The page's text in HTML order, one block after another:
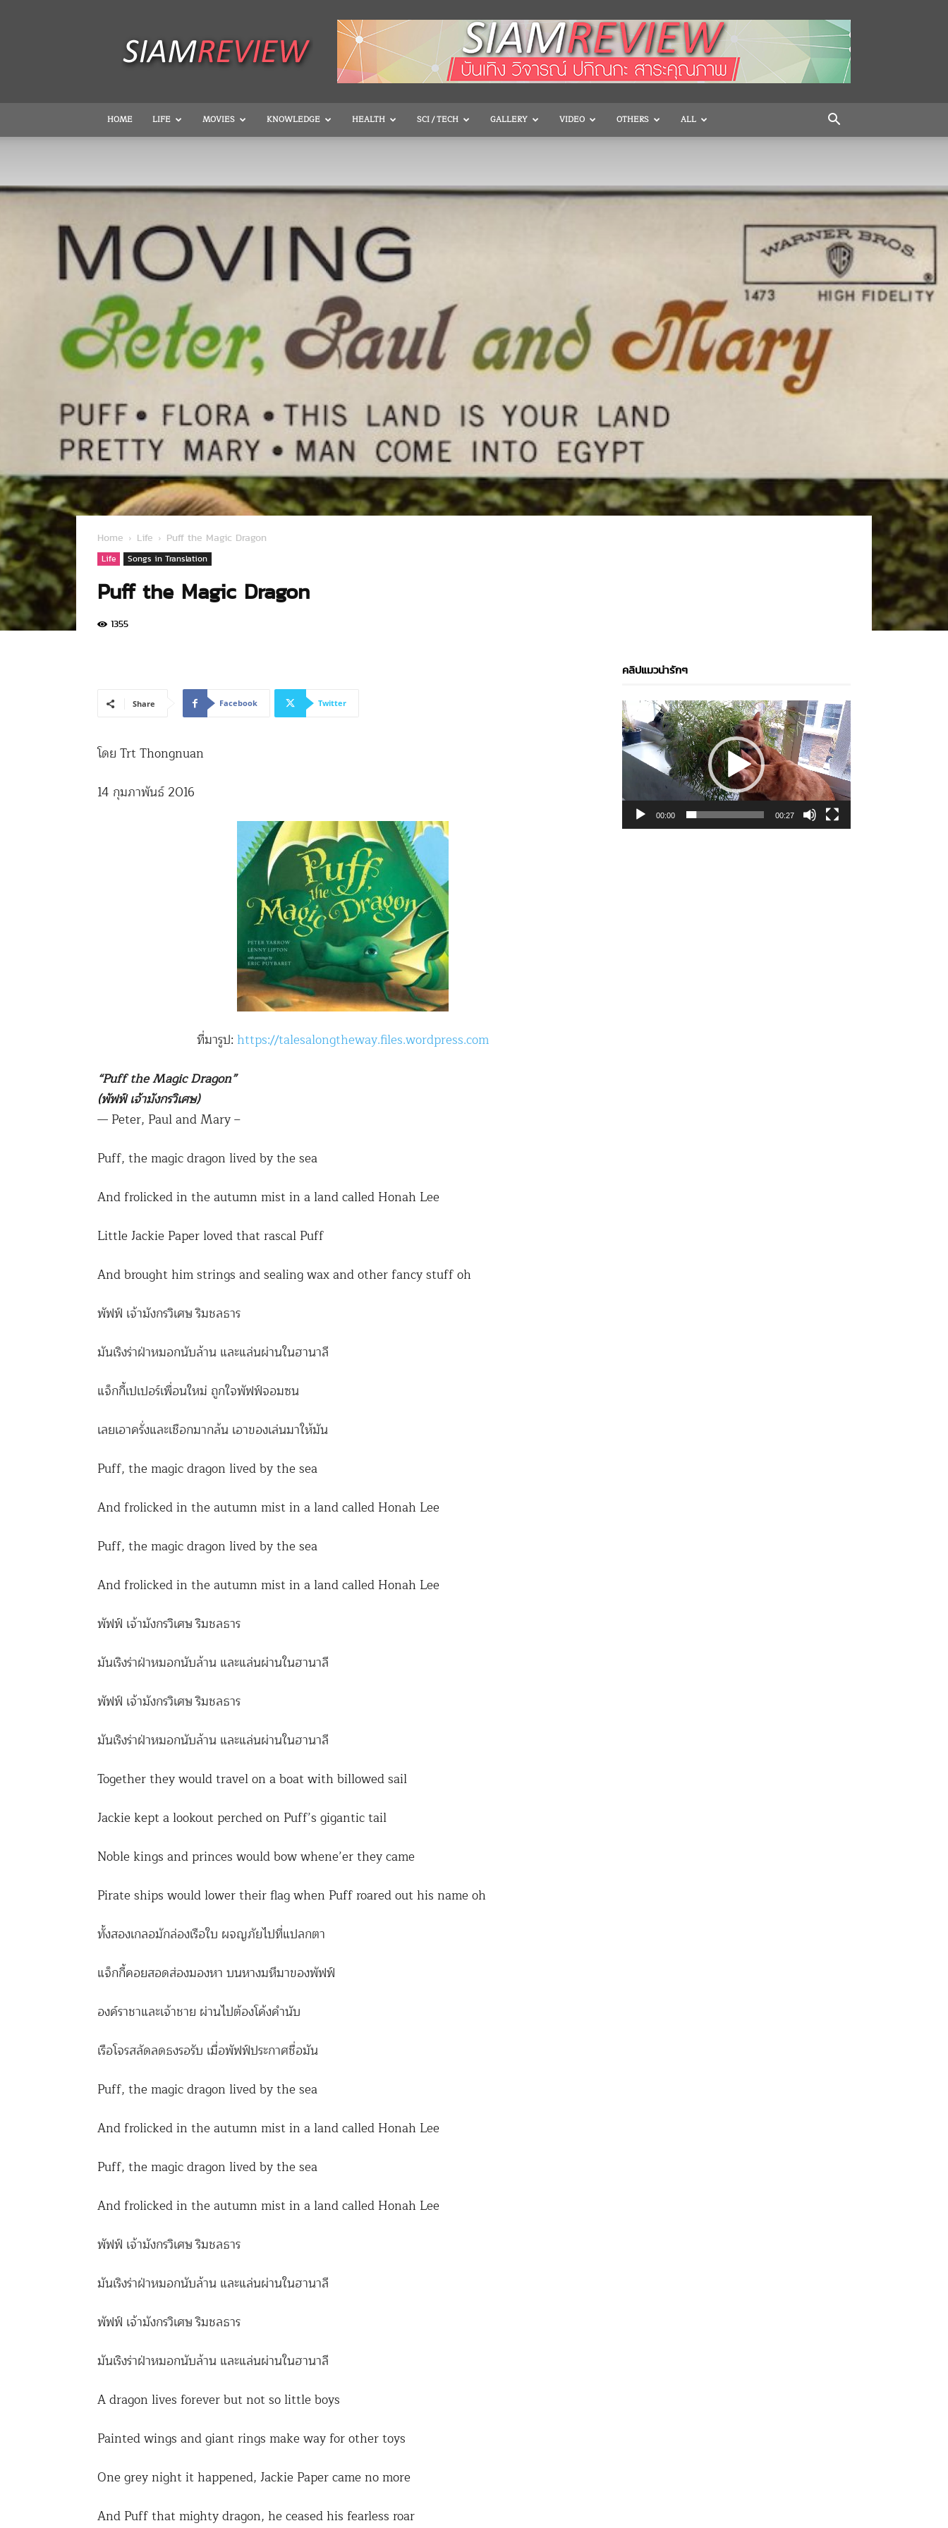
HOME LIFE MOVIES KNOWLEDGE HEALTH SCI / TECH GALLERY VIDEO OTHERS ALL
Home Life Puff the Magic Dragon
Life Songs in Translation
Puff the Magic Dragon
1355
Share Facebook Twitter
โดย Trt Thongnuan
14 กุมภาพันธ์ 2016
ที่มารูป: https://talesalongtheway.files.wordpress.com
“Puff the Magic Dragon”
(พัฟฟ์ เจ้ามังกรวิเศษ)
— Peter, Paul and Mary –
Puff, the magic dragon lived by the sea
And frolicked in the autumn mist in a land called Honah Lee
Little Jackie Paper loved that rascal Puff
And brought him strings and sealing wax and other fancy stuff oh
พัฟฟ์ เจ้ามังกรวิเศษ ริมชลธาร
มันเริงร่าฝ่าหมอกนับล้าน และแล่นผ่านในฮานาลี
แจ็กกี้เปเปอร์เพื่อนใหม่ ถูกใจพัฟฟ์จอมซน
เลยเอาครั่งและเชือกมากล้น เอาของเล่นมาให้มัน
Puff, the magic dragon lived by the sea
And frolicked in the autumn mist in a land called Honah Lee
Puff, the magic dragon lived by the sea
And frolicked in the autumn mist in a land called Honah Lee
พัฟฟ์ เจ้ามังกรวิเศษ ริมชลธาร
มันเริงร่าฝ่าหมอกนับล้าน และแล่นผ่านในฮานาลี
พัฟฟ์ เจ้ามังกรวิเศษ ริมชลธาร
มันเริงร่าฝ่าหมอกนับล้าน และแล่นผ่านในฮานาลี
Together they would travel on a boat with billowed sail
Jackie kept a lookout perched on Puff’s gigantic tail
Noble kings and princes would bow whene’er they came
Pirate ships would lower their flag when Puff roared out his name oh
ทั้งสองเกลอมักล่องเรือใบ ผจญภัยไปที่แปลกตา
แจ็กกี้คอยสอดส่องมองหา บนหางมหึมาของพัฟฟ์
องค์ราชาและเจ้าชาย ผ่านไปต้องโค้งคำนับ
เรือโจรสลัดลดธงรอรับ เมื่อพัฟฟ์ประกาศชื่อมัน
Puff, the magic dragon lived by the sea
And frolicked in the autumn mist in a land called Honah Lee
Puff, the magic dragon lived by the sea
And frolicked in the autumn mist in a land called Honah Lee
พัฟฟ์ เจ้ามังกรวิเศษ ริมชลธาร
มันเริงร่าฝ่าหมอกนับล้าน และแล่นผ่านในฮานาลี
พัฟฟ์ เจ้ามังกรวิเศษ ริมชลธาร
มันเริงร่าฝ่าหมอกนับล้าน และแล่นผ่านในฮานาลี
A dragon lives forever but not so little boys
Painted wings and giant rings make way for other toys
One grey night it happened, Jackie Paper came no more
And Puff that mighty dragon, he ceased his fearless roar
คลิปแมวน่ารักๆ
Video
Player
00:00 00:27